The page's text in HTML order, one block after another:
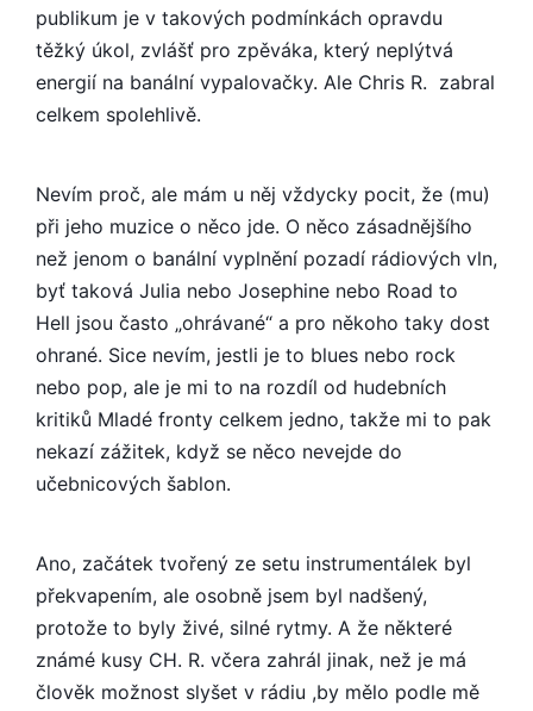
publikum je v takových podmínkách opravdu
těžký úkol, zvlášť pro zpěváka, který neplýtvá
energií na banální vypalovačky. Ale Chris R. zabral
celkem spolehlivě.
Nevím proč, ale mám u něj vždycky pocit, že (mu)
při jeho muzice o něco jde. O něco zásadnějšího
než jenom o banální vyplnění pozadí rádiových vln,
byť taková Julia nebo Josephine nebo Road to
Hell jsou často „ohrávané“ a pro někoho taky dost
ohrané. Sice nevím, jestli je to blues nebo rock
nebo pop, ale je mi to na rozdíl od hudebních
kritiků Mladé fronty celkem jedno, takže mi to pak
nekazí zážitek, když se něco nevejde do
učebnicových šablon.
Ano, začátek tvořený ze setu instrumentálek byl
překvapením, ale osobně jsem byl nadšený,
protože to byly živé, silné rytmy. A že některé
známé kusy CH. R. včera zahrál jinak, než je má
člověk možnost slyšet v rádiu ,by mělo podle mě